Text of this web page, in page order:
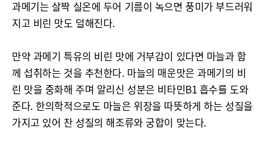
과메기는 살짝 실온에 두어 기름이 녹으면 풍미가 부드러워
지고 비린 맛도 덜해진다.
만약 과메기 특유의 비린 맛에 거부감이 있다면 마늘과 함
께 섭취하는 것을 추천한다. 마늘의 매운맛은 과메기의 비
린 맛을 중화해 주며 알리신 성분은 비타민B1 흡수를 도와
준다. 한의학적으로도 마늘은 위장을 따뜻하게 하는 성질을
가지고 있어 찬 성질의 해조류와 궁합이 맞는다.